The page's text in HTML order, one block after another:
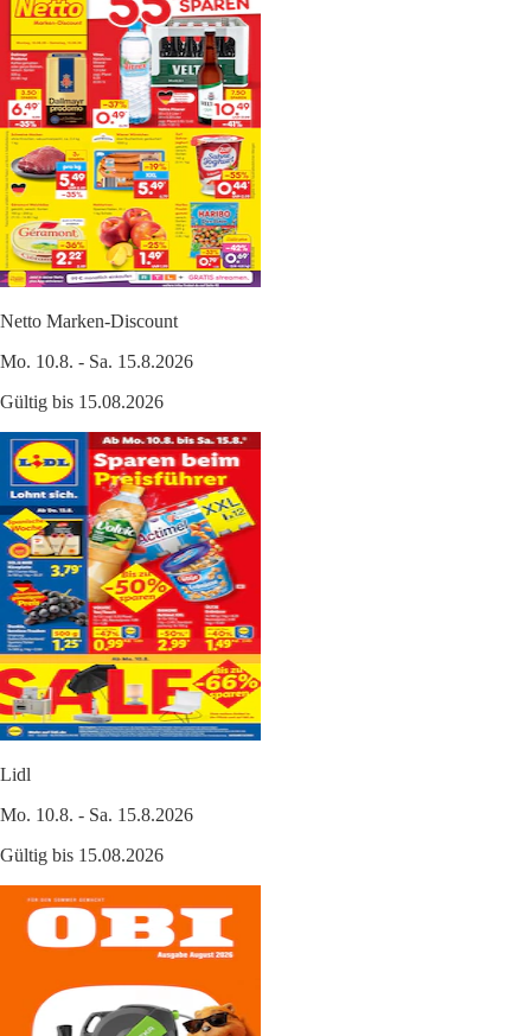
Netto Marken-Discount
Mo. 10.8. - Sa. 15.8.2026
Gültig bis 15.08.2026
Lidl
Mo. 10.8. - Sa. 15.8.2026
Gültig bis 15.08.2026